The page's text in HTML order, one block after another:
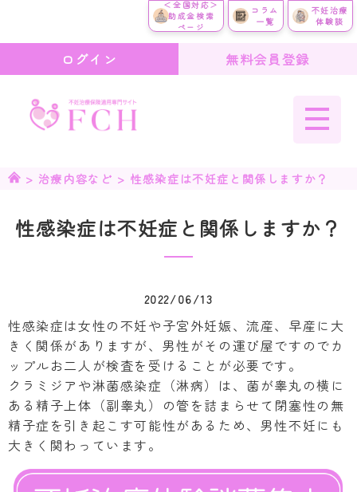
＜全国対応＞
助成金検索
ページ
コラム
一覧
不妊治療
体験談
ログイン 無料会員登録
> 治療内容など > 性感染症は不妊症と関係しますか？
性感染症は不妊症と関係しますか？
2022/06/13
性感染症は女性の不妊や子宮外妊娠、流産、早産に大
きく関係がありますが、男性がその運び屋ですのでカ
ップルお二人が検査を受けることが必要です。
クラミジアや淋菌感染症（淋病）は、菌が睾丸の横に
ある精子上体（副睾丸）の管を詰まらせて閉塞性の無
精子症を引き起こす可能性があるため、男性不妊にも
大きく関わっています。